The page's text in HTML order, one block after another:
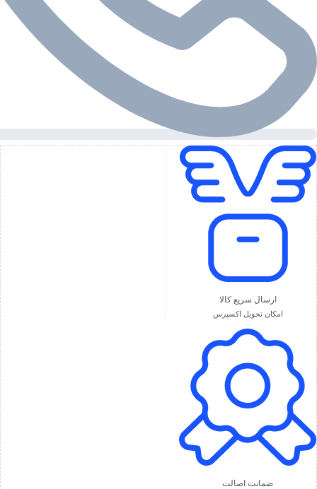
ارسال سریع کالا
امکان تحویل اکسپرس
ضمانت اصالت